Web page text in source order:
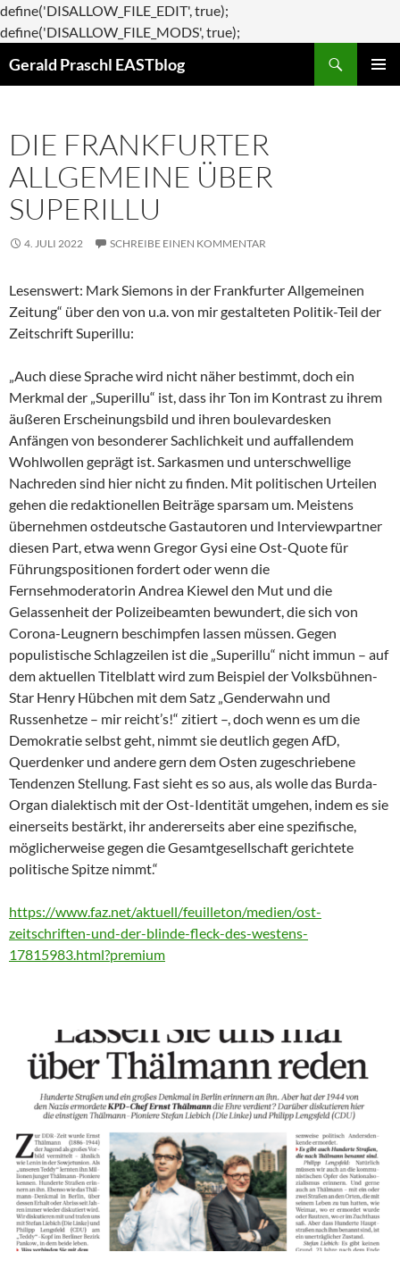
define('DISALLOW_FILE_EDIT', true);
define('DISALLOW_FILE_MODS', true);
Gerald Praschl EASTblog
DIE FRANKFURTER
ALLGEMEINE ÜBER
SUPERILLU
4. JULI 2022 SCHREIBE EINEN KOMMENTAR
Lesenswert: Mark Siemons in der Frankfurter Allgemeinen
Zeitung“ über den von u.a. von mir gestalteten Politik-Teil der
Zeitschrift Superillu:
„Auch diese Sprache wird nicht näher bestimmt, doch ein
Merkmal der „Superillu“ ist, dass ihr Ton im Kontrast zu ihrem
äußeren Erscheinungsbild und ihren boulevardesken
Anfängen von besonderer Sachlichkeit und auffallendem
Wohlwollen geprägt ist. Sarkasmen und unterschwellige
Nachreden sind hier nicht zu finden. Mit politischen Urteilen
gehen die redaktionellen Beiträge sparsam um. Meistens
übernehmen ostdeutsche Gastautoren und Interviewpartner
diesen Part, etwa wenn Gregor Gysi eine Ost-Quote für
Führungspositionen fordert oder wenn die
Fernsehmoderatorin An­drea Kiewel den Mut und die
Gelassenheit der Polizeibeamten bewundert, die sich von
Corona-Leugnern beschimpfen lassen müssen. Gegen
populistische Schlagzeilen ist die „Superillu“ nicht immun – auf
dem aktuellen Titelblatt wird zum Beispiel der Volksbühnen-
Star Henry Hübchen mit dem Satz „Genderwahn und
Russenhetze – mir reicht’s!“ zitiert –, doch wenn es um die
Demokratie selbst geht, nimmt sie deutlich gegen AfD,
Querdenker und andere gern dem Osten zugeschriebene
Tendenzen Stellung. Fast sieht es so aus, als wolle das Burda-
Organ dialektisch mit der Ost-Identität umgehen, indem es sie
einerseits bestärkt, ihr andererseits aber eine spezifische,
möglicherweise gegen die Gesamtgesellschaft gerichtete
politische Spitze nimmt.“
https://www.faz.net/aktuell/feuilleton/medien/ost-
zeitschriften-und-der-blinde-fleck-des-westens-
17815983.html?premium